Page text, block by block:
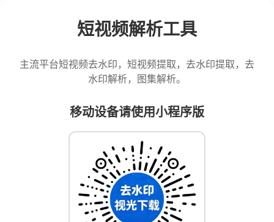
短视频解析工具
主流平台短视频去水印，短视频提取，去水印提取，去
水印解析，图集解析。
移动设备请使用小程序版